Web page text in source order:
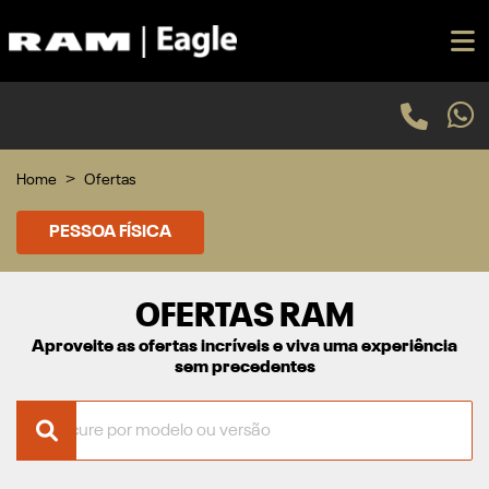
Home Ofertas
PESSOA FÍSICA
OFERTAS RAM
Aproveite as ofertas incríveis e viva uma experiência
sem precedentes